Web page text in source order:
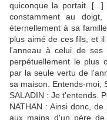
quiconque la portait.
constamment au
éternellement à sa
plus aimé de ces fils, et
l'anneau à celui de
perpétuellement le plus
par la seule vertu de
sa maison. Entends-moi,
SALADIN : Je t'entends.
NATHAN : Ainsi donc,
aux mains d'un père